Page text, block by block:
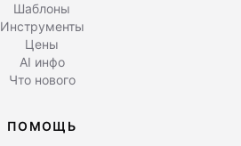
Шаблоны
Инструменты
Цены
AI инфо
Что нового
ПОМОЩЬ